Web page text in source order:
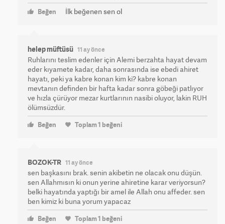
Beğen İlk beğenen sen ol
helep müftüsü 11 ay önce
Ruhlarını teslim edenler için Alemi berzahta hayat devam
eder kıyamete kadar, daha sonrasında ise ebedi ahiret
hayatı, peki ya kabre konan kim ki? kabre konan
mevtanın definden bir hafta kadar sonra göbeği patlıyor
ve hızla çürüyor mezar kurtlarının nasibi oluyor, lakin RUH
ölümsüzdür.
Beğen Toplam1 beğeni
BOZOK-TR 11 ay önce
sen başkasını brak. senin akibetin ne olacak onu düşün.
sen Allahmısın ki onun yerine ahiretine karar veriyorsun?
belki hayatında yaptığı bir amel ile Allah onu affeder. sen
ben kimiz ki buna yorum yapacaz
Beğen Toplam1 beğeni